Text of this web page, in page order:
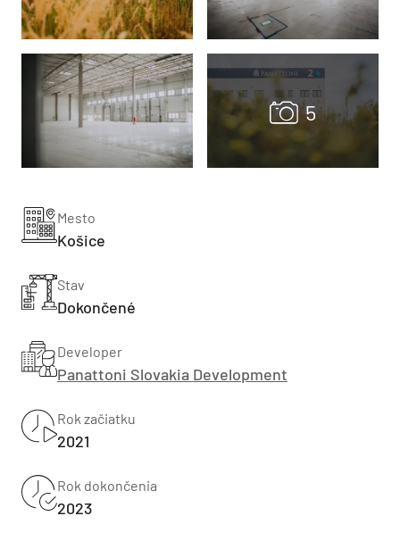
Mesto
Košice
Stav
Dokončené
Developer
Panattoni Slovakia Development
Rok začiatku
2021
Rok dokončenia
2023